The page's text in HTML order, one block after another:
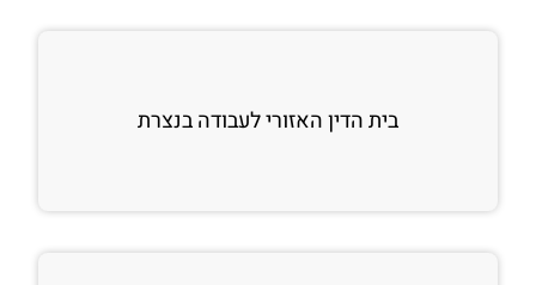
בית הדין האזורי לעבודה בנצרת